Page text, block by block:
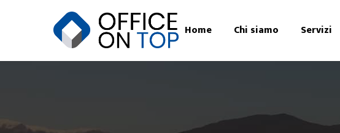
Home Chi siamo Servizi